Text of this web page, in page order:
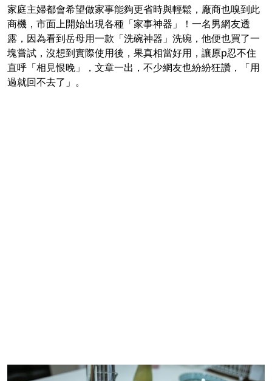
家庭主婦都會希望做家事能夠更省時與輕鬆，廠商也嗅到此
商機，市面上開始出現各種「家事神器」！一名男網友透
露，因為看到岳母用一款「洗碗神器」洗碗，他便也買了一
塊嘗試，沒想到實際使用後，果真相當好用，讓原p忍不住
直呼「相見恨晚」，文章一出，不少網友也紛紛狂讚，「用
過就回不去了」。